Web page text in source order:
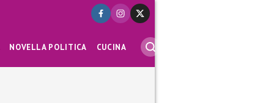
NOVELLA POLITICA CUCINA